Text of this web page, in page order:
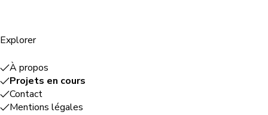
Explorer
À propos
Projets en cours
Contact
Mentions légales